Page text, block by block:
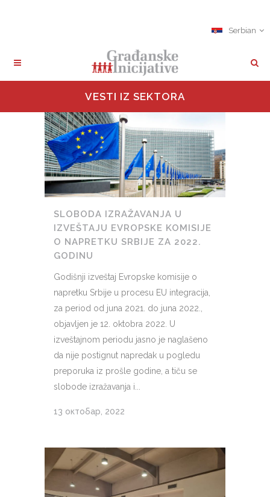
Serbian
VESTI IZ SEKTORA
SLOBODA IZRAŽAVANJA U
IZVEŠTAJU EVROPSKE KOMISIJE
O NAPRETKU SRBIJE ZA 2022.
GODINU
Godišnji izveštaj Evropske komisije o
napretku Srbije u procesu EU integracija,
za period od juna 2021. do juna 2022.,
objavljen je 12. oktobra 2022. U
izveštajnom periodu jasno je naglašeno
da nije postignut napredak u pogledu
preporuka iz prošle godine, a tiču se
slobode izražavanja i...
13 октобар, 2022